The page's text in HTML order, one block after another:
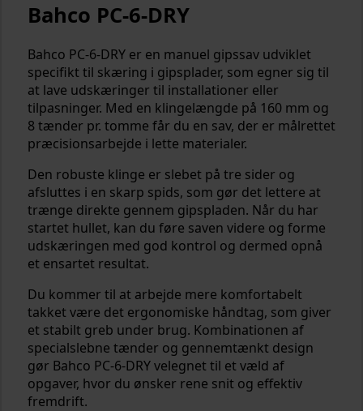
Bahco PC-6-DRY
Bahco PC-6-DRY er en manuel gipssav udviklet
specifikt til skæring i gipsplader, som egner sig til
at lave udskæringer til installationer eller
tilpasninger. Med en klingelængde på 160 mm og
8 tænder pr. tomme får du en sav, der er målrettet
præcisionsarbejde i lette materialer.
Den robuste klinge er slebet på tre sider og
afsluttes i en skarp spids, som gør det lettere at
trænge direkte gennem gipspladen. Når du har
startet hullet, kan du føre saven videre og forme
udskæringen med god kontrol og dermed opnå
et ensartet resultat.
Du kommer til at arbejde mere komfortabelt
takket være det ergonomiske håndtag, som giver
et stabilt greb under brug. Kombinationen af
specialslebne tænder og gennemtænkt design
gør Bahco PC-6-DRY velegnet til et væld af
opgaver, hvor du ønsker rene snit og effektiv
fremdrift.